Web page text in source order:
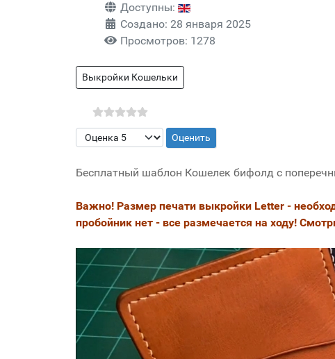
Доступны:
Создано: 28 января 2025
Просмотров: 1278
Выкройки Кошельки
Пожалуйста, оцените
Бесплатный шаблон Кошелек бифолд с
Важно! Размер печати выкройки Letter -
пробойник нет - все размечается на ходу!